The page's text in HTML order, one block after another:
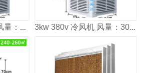
2.2kw 380v 冷风机 风量：2500³/h 适用面积：160㎡ 3kw 380v 冷风机 风量：3000³/h 适用面积：2000㎡